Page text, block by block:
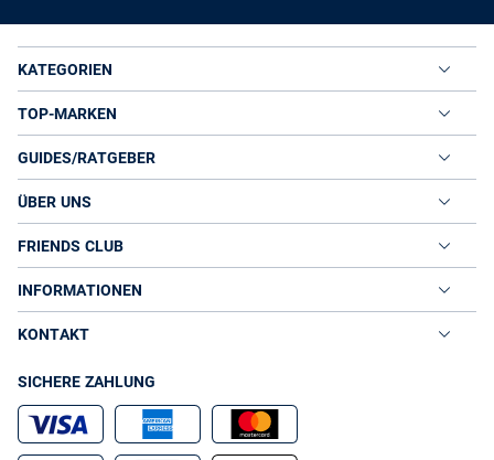
KATEGORIEN
TOP-MARKEN
GUIDES/RATGEBER
ÜBER UNS
FRIENDS CLUB
INFORMATIONEN
KONTAKT
SICHERE ZAHLUNG